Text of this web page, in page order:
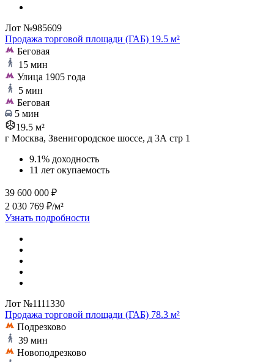
Лот №985609
Продажа торговой площади (ГАБ) 19.5 м²
Беговая
15 мин
Улица 1905 года
5 мин
Беговая
5 мин
19.5 м²
г Москва, Звенигородское шоссе, д 3А стр 1
9.1% доходность
11 лет окупаемость
39 600 000 ₽
2 030 769 ₽/м²
Узнать подробности
Лот №1111330
Продажа торговой площади (ГАБ) 78.3 м²
Подрезково
39 мин
Новоподрезково